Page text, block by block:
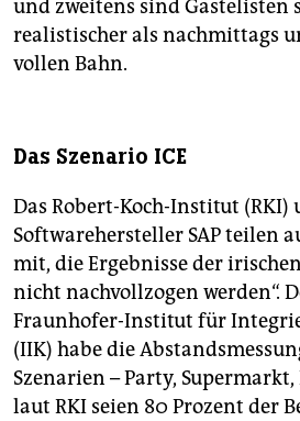
und zweitens sind Gästelisten
realistischer als nachmittags
vollen Bahn.
Das Szenario ICE
Das Robert-Koch-Institut (RKI)
Softwarehersteller SAP teilen
mit, die Ergebnisse der
nicht nachvollzogen werden“.
Fraunhofer-Institut für
(IIK) habe die
Szenarien – Party, Supermarkt,
laut RKI seien 80 Prozent der